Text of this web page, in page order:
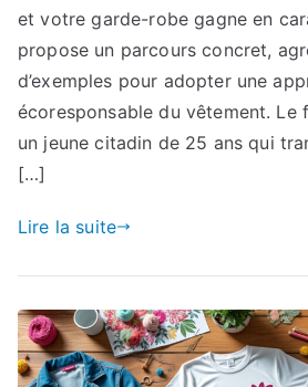
et votre garde-robe gagne en
propose un parcours concret,
d’exemples pour adopter une
écoresponsable du vêtement. Le
un jeune citadin de 25 ans qui
[…]
Lire la suite